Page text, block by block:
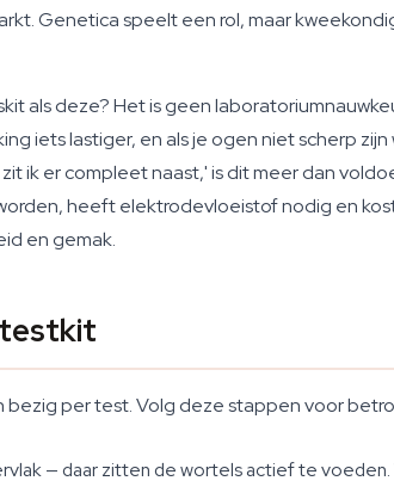
Genetica speelt een rol, maar
als deze? Het is geen
iets lastiger, en als je ogen niet scherp
ik er compleet naast,' is dit meer dan
heeft elektrodevloeistof nodig en
en gemak.
per test. Volg deze stappen voor
— daar zitten de wortels actief te